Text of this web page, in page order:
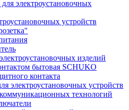
электроустановочных
устройств
изделий
бытовая SCHUKO
контакта
электроустановочных устройств
технологий